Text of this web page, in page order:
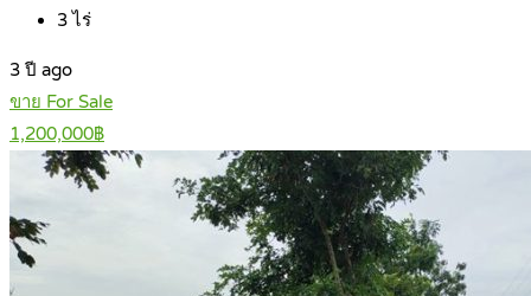
3ไร่
3 ปี ago
ขาย For Sale
1,200,000฿